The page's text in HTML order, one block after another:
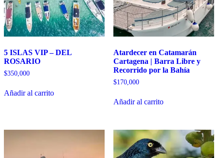
5 ISLAS VIP – DEL
ROSARIO
$350,000
Añadir al carrito
Atardecer en Catamarán
Cartagena | Barra Libre y
Recorrido por la Bahía
$170,000
Añadir al carrito